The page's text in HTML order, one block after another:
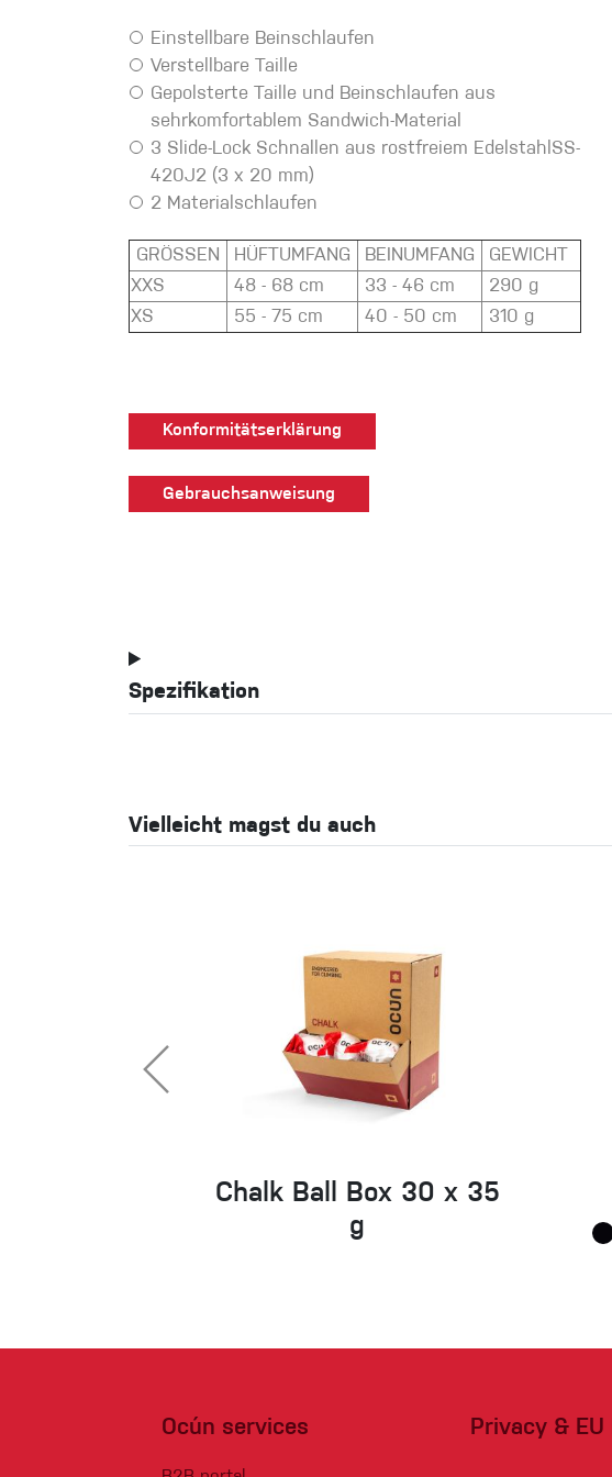
Handschuhe
Kletterbekleidung
Männer
Jacke
Frauen
Einstellbare Beinschlaufen
Verstellbare Taille
Gepolsterte Taille und Beinschlaufen aus
sehrkomfortablem Sandwich-Material
3 Slide-Lock Schnallen aus rostfreiem EdelstahlSS-
420J2 (3 x 20 mm)
2 Materialschlaufen
GRÖSSEN HÜFTUMFANG BEINUMFANG
GEWICHT
XXS
48 - 68 cm 33 - 46 cm
290 g
XS
55 - 75 cm 40 - 50 cm 310 g
Konformitätserklärung
Gebrauchsanweisung
Spezifikation
Vielleicht magst du auch
Chalk Ball Box 30 x 35
g
Ocún services Privacy & EU